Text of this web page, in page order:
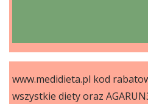
www.medidieta.pl kod
wszystkie diety oraz